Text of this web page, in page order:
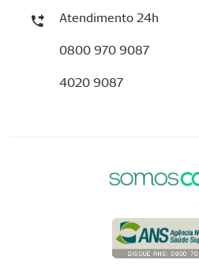
Atendimento 24h
0800 970 9087
4020 9087